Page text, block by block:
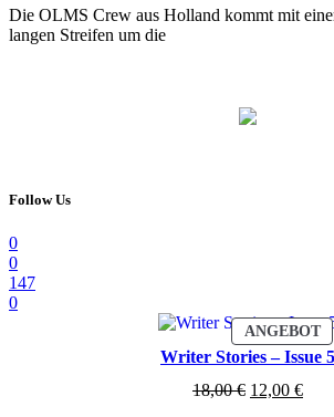
Die OLMS Crew aus Holland kommt mit
langen Streifen um die
Follow Us
0
0
147
0
ANGEBOT
IM
Writer Stories – Issue 5
18,00€ 12,00 €